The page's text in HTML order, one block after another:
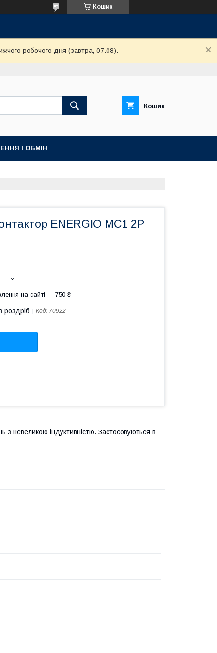
Кошик
робочого дня (завтра, 07.08).
Кошик
І ОБМІН
ENERGIO MC1 2P
на сайті — 750 ₴
роздріб Код: 70922
з невеликою індуктивністю. Застосовуються в